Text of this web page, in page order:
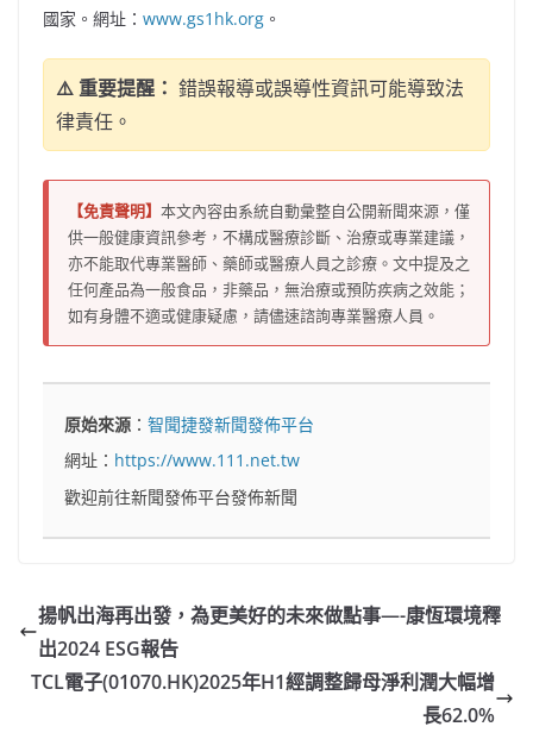
國家。網址： www.gs1hk.org 。
⚠️ 重要提醒： 錯誤報導或誤導性資訊可能導致法
律責任。
【免責聲明】 本文內容由系統自動彙整自公開新聞來源，僅
供一般健康資訊參考，不構成醫療診斷、治療或專業建議，
亦不能取代專業醫師、藥師或醫療人員之診療。文中提及之
任何產品為一般食品，非藥品，無治療或預防疾病之效能；
如有身體不適或健康疑慮，請儘速諮詢專業醫療人員。
原始來源 ：智聞捷發新聞發佈平台
網址： https://www.111.net.tw
歡迎前往新聞發佈平台發佈新聞
揚帆出海再出發，為更美好的未來做點事—-康恆環境釋
出2024 ESG報告
TCL電子(01070.HK)2025年H1經調整歸母淨利潤大幅增
長62.0%